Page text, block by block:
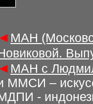
◄ МАН
◄ МАН с
ММСИ –
-